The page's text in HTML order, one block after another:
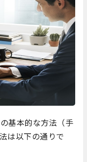
基本的な方法（手
は以下の通りで